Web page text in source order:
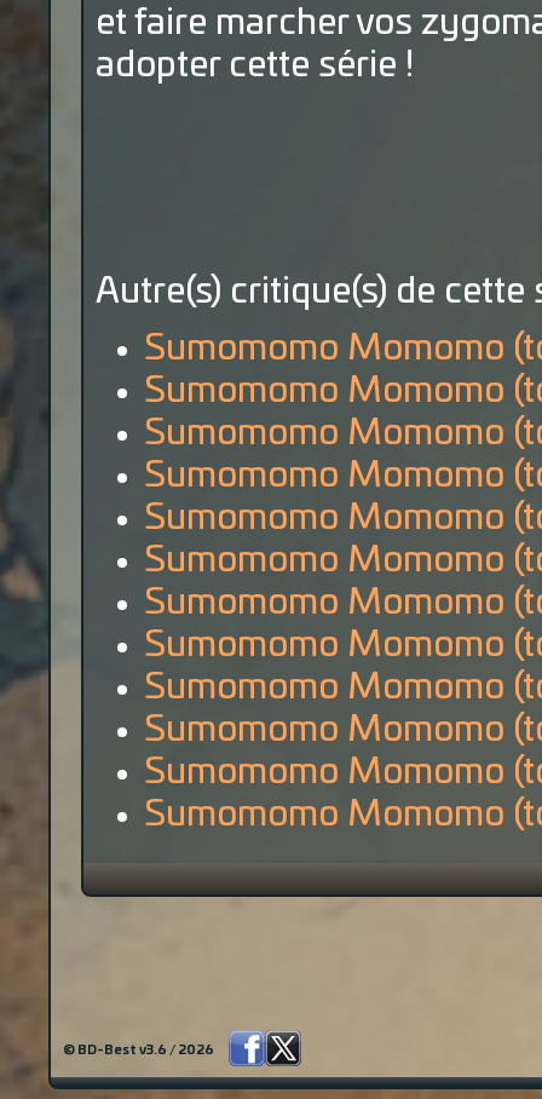
et faire marcher vos
adopter cette série !
Autre(s) critique(s) de cette
Sumomomo Momomo
Sumomomo Momomo
Sumomomo Momomo
Sumomomo Momomo
Sumomomo Momomo
Sumomomo Momomo
Sumomomo Momomo
Sumomomo Momomo
Sumomomo Momomo
Sumomomo Momomo
Sumomomo Momomo
Sumomomo Momomo
© BD-Best v3.6 / 2026